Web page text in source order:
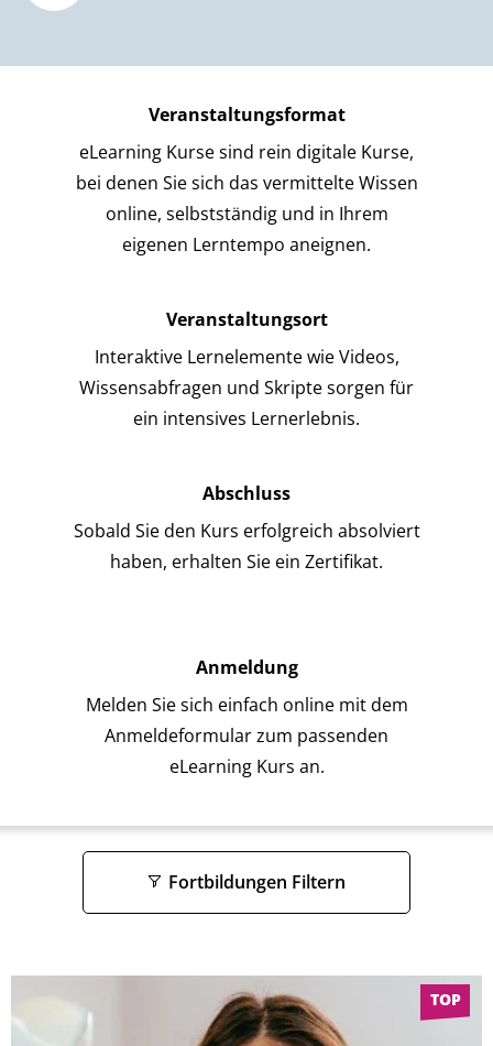
Veranstaltungsformat
eLearning Kurse sind rein digitale Kurse,
bei denen Sie sich das vermittelte Wissen
online, selbstständig und in Ihrem
eigenen Lerntempo aneignen.
Veranstaltungsort
Interaktive Lernelemente wie Videos,
Wissensabfragen und Skripte sorgen für
ein intensives Lernerlebnis.
Abschluss
Sobald Sie den Kurs erfolgreich absolviert
haben, erhalten Sie ein Zertifikat.
Anmeldung
Melden Sie sich einfach online mit dem
Anmeldeformular zum passenden
eLearning Kurs an.
Fortbildungen Filtern
TOP